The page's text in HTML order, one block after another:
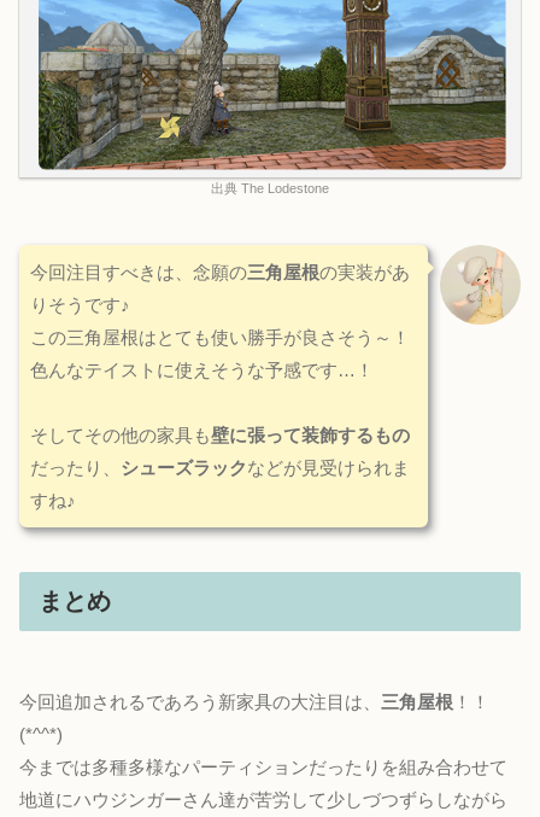
出典 The Lodestone
今回注目すべきは、念願の三角屋根の実装があ
りそうです♪
この三角屋根はとても使い勝手が良さそう～！
色んなテイストに使えそうな予感です…！
そしてその他の家具も壁に張って装飾するもの
だったり、 シューズラックなどが見受けられま
すね♪
まとめ
今回追加されるであろう新家具の大注目は、 三角屋根 ！！
(*^^*)
今までは多種多様なパーティションだったりを組み合わせて
地道にハウジンガーさん達が苦労して少しづつずらしながら